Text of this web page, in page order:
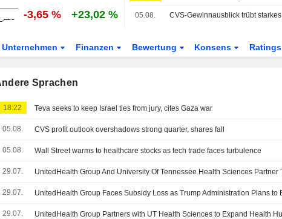
-3,65 % +23,02 % 05.08.
Unternehmen Finanzen Bewertung Konsens Ratings
Sprachen
18:22 Teva seeks to keep Israel ties from jury, cites Gaza war
05.08. CVS profit outlook overshadows strong quarter, shares fall
05.08. Wall Street warms to healthcare stocks as tech trade faces turbulence
29.07.
29.07.
29.07.